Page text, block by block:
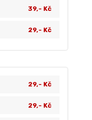
39,- Kč
29,- Kč
29,- Kč
29,- Kč